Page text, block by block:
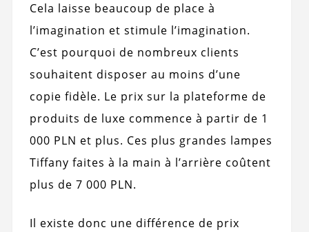
Cela laisse beaucoup de place à
l’imagination et stimule l’imagination.
C’est pourquoi de nombreux clients
souhaitent disposer au moins d’une
copie fidèle. Le prix sur la plateforme de
produits de luxe commence à partir de 1
000 PLN et plus. Ces plus grandes lampes
Tiffany faites à la main à l’arrière coûtent
plus de 7 000 PLN.
Il existe donc une différence de prix